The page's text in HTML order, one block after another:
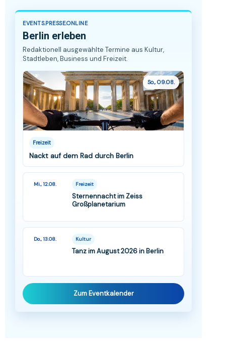
EVENTS.PRESSE.ONLINE
Berlin erleben
Redaktionell ausgewählte Termine aus Kultur,
Stadtleben, Business und Freizeit.
So., 09.08.
Freizeit
Nackt auf dem Rad durch Berlin
Mi., 12.08. Freizeit
Sternennacht im Zeiss
Großplanetarium
Do., 13.08. Kultur
Tanz im August 2026 in Berlin
Zum Eventkalender